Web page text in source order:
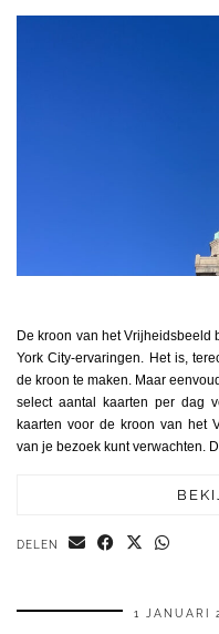
De kroon van het Vrijheidsbeeld
York City-ervaringen. Het is,
de kroon te maken. Maar
select aantal kaarten per dag
kaarten voor de kroon van het
van je bezoek kunt verwachten.
DELEN
1 JANUARI